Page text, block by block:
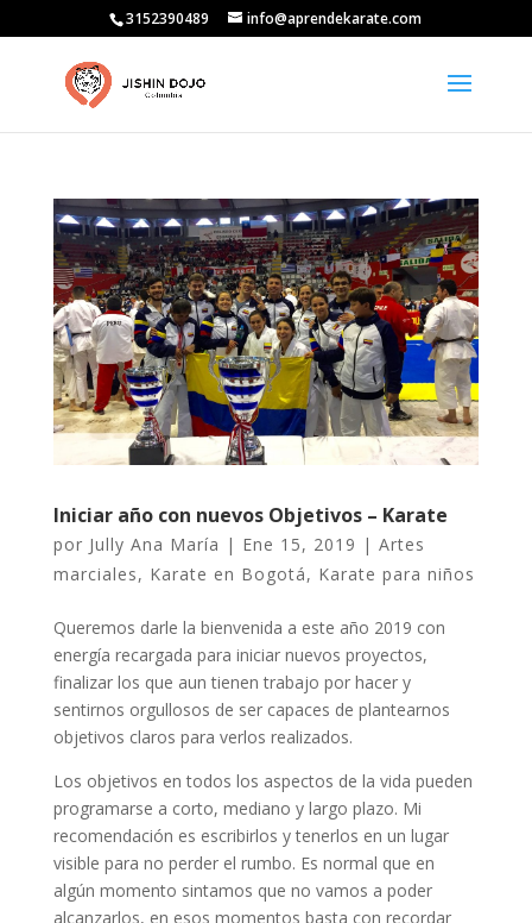
3152390489 info@aprendekarate.com
Iniciar año con nuevos Objetivos – Karate
por Jully Ana María | Ene 15, 2019 | Artes
marciales, Karate en Bogotá, Karate para niños
Queremos darle la bienvenida a este año 2019 con
energía recargada para iniciar nuevos proyectos,
finalizar los que aun tienen trabajo por hacer y
sentirnos orgullosos de ser capaces de plantearnos
objetivos claros para verlos realizados.
Los objetivos en todos los aspectos de la vida pueden
programarse a corto, mediano y largo plazo. Mi
recomendación es escribirlos y tenerlos en un lugar
visible para no perder el rumbo. Es normal que en
algún momento sintamos que no vamos a poder
alcanzarlos, en esos momentos basta con recordar